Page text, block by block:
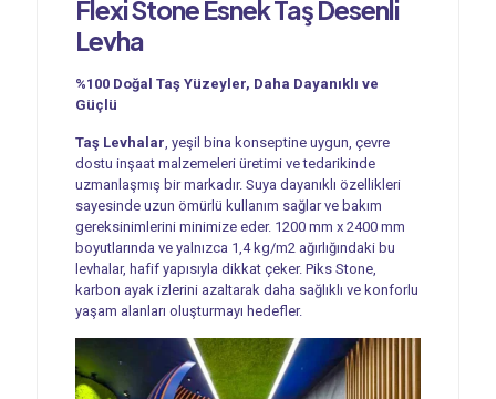
Flexi Stone EsnekTaş Desenli
Levha
%100 Doğal Taş Yüzeyler, Daha Dayanıklı ve
Güçlü
Taş Levhalar , yeşil bina konseptine uygun, çevre
dostu inşaat malzemeleri üretimi ve tedarikinde
uzmanlaşmış bir markadır. Suya dayanıklı özellikleri
sayesinde uzun ömürlü kullanım sağlar ve bakım
gereksinimlerini minimize eder. 1200 mm x 2400 mm
boyutlarında ve yalnızca 1,4 kg/m2 ağırlığındaki bu
levhalar, hafif yapısıyla dikkat çeker. Piks Stone,
karbon ayak izlerini azaltarak daha sağlıklı ve konforlu
yaşam alanları oluşturmayı hedefler.